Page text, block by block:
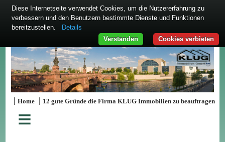
|Home 12 gute Gründe die Firma KLUG Immobilien zu beauftragen
≡
Diese Internetseite verwendet Cookies, um die Nutzererfahrung zu
verbessern und den Benutzern bestimmte Dienste und Funktionen
bereitzustellen.
Details
Cookies verbieten
Verstanden